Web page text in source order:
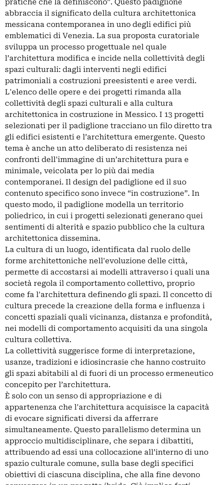
pratiche che la definiscono”. Questo padiglione
abbraccia il significato della cultura architettonica
messicana contemporanea in uno degli edifici più
emblematici di Venezia. La sua proposta curatoriale
sviluppa un processo progettuale nel quale
l’architettura modifica e incide nella collettività degli
spazi culturali: dagli interventi negli edifici
patrimoniali a costruzioni preesistenti e aree verdi.
L'elenco delle opere e dei progetti rimanda alla
collettività degli spazi culturali e alla cultura
architettonica in costruzione in Messico. I 13 progetti
selezionati per il padiglione tracciano un filo diretto tra
gli edifici esistenti e l’architettura emergente. Questo
tema è anche un atto deliberato di resistenza nei
confronti dell'immagine di un’architettura pura e
minimale, veicolata per lo più dai media
contemporanei. Il design del padiglione ed il suo
contenuto specifico sono invece “in costruzione”. In
questo modo, il padiglione modella un territorio
poliedrico, in cui i progetti selezionati generano quei
sentimenti di alterità e spazio pubblico che la cultura
architettonica dissemina.
La cultura di un luogo, identificata dal ruolo delle
forme architettoniche nell'evoluzione delle città,
permette di accostarsi ai modelli attraverso i quali una
società regola il comportamento collettivo, proprio
come fa l'architettura definendo gli spazi. Il concetto di
cultura precede la creazione della forma e influenza i
concetti spaziali quali vicinanza, distanza e profondità,
nei modelli di comportamento acquisiti da una singola
cultura collettiva.
La collettività suggerisce forme di interpretazione,
usanze, tradizioni e idiosincrasie che hanno costruito
gli spazi abitabili al di fuori di un processo ermeneutico
concepito per l’architettura.
È solo con un senso di appropriazione e di
appartenenza che l'architettura acquisisce la capacità
di evocare significati diversi da afferrare
simultaneamente. Questo parallelismo determina un
approccio multidisciplinare, che separa i dibattiti,
attribuendo ad essi una collocazione all’interno di uno
spazio culturale comune, sulla base degli specifici
obiettivi di ciascuna disciplina, che alla fine devono